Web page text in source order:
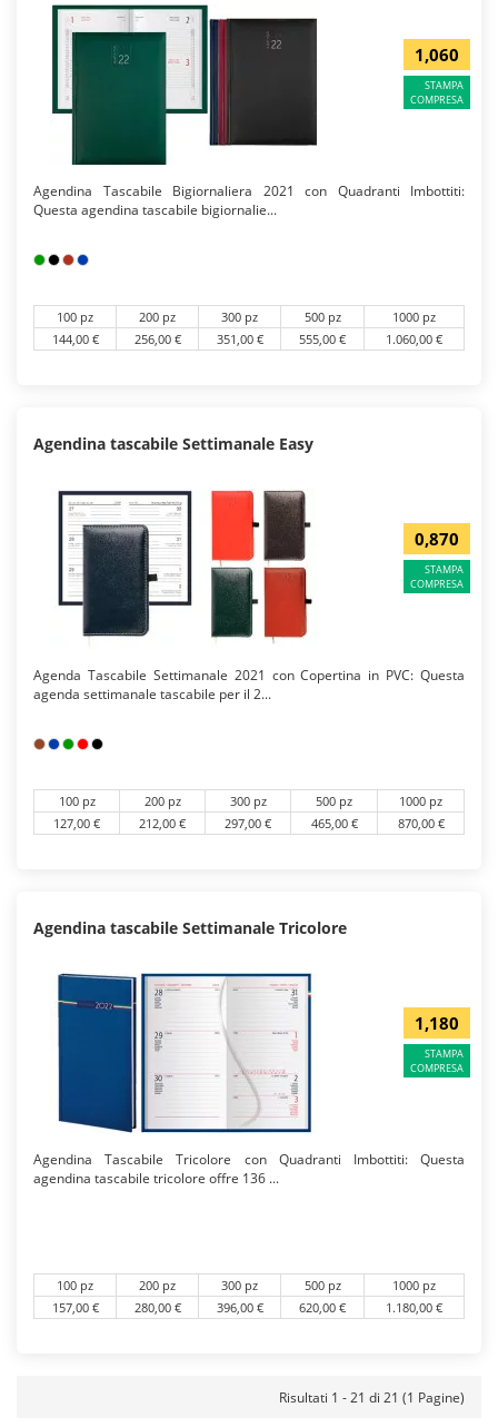
1,060
STAMPA
COMPRESA
Agendina Tascabile Bigiornaliera 2021 con Quadranti Imbottiti:
Questa agendina tascabile bigiornalie...
100 pz 200 pz 300 pz 500 pz
1000 pz
144,00 €
256,00 € 351,00 € 555,00 € 1.060,00 €
Agendina tascabile Settimanale Easy
0,870
STAMPA
COMPRESA
Agenda Tascabile Settimanale 2021 con Copertina in PVC: Questa
agenda settimanale tascabile per il 2...
100 pz 200 pz 300 pz 500 pz
1000 pz
127,00 €
212,00 € 297,00 € 465,00 € 870,00 €
Agendina tascabile Settimanale Tricolore
1,180
STAMPA
COMPRESA
Agendina Tascabile Tricolore con Quadranti Imbottiti: Questa
agendina tascabile tricolore offre 136 ...
100 pz 200 pz 300 pz 500 pz
1000 pz
157,00 €
280,00 € 396,00 € 620,00 € 1.180,00 €
Risultati 1 - 21 di 21 (1 Pagine)